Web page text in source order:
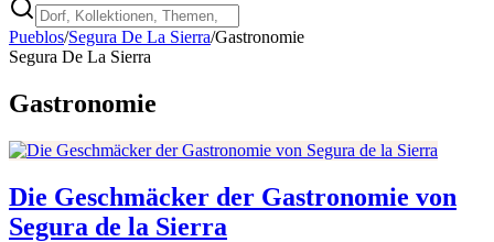
Pueblos/Segura De La Sierra/Gastronomie
Segura De La Sierra
Gastronomie
Die Geschmäcker der Gastronomie von
Segura de la Sierra